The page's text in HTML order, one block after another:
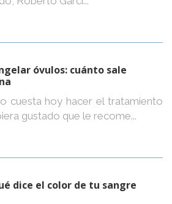
óvulos: cuánto sale
cuesta hoy hacer el tratamiento
gustado que le recome...
dice el color de tu sangre